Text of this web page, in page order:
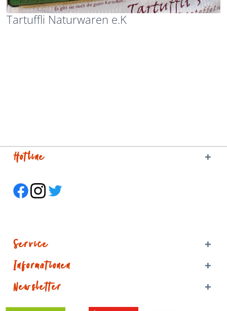
Tartuffli Naturwaren e.K
Hotline
Service
Informationen
Newsletter